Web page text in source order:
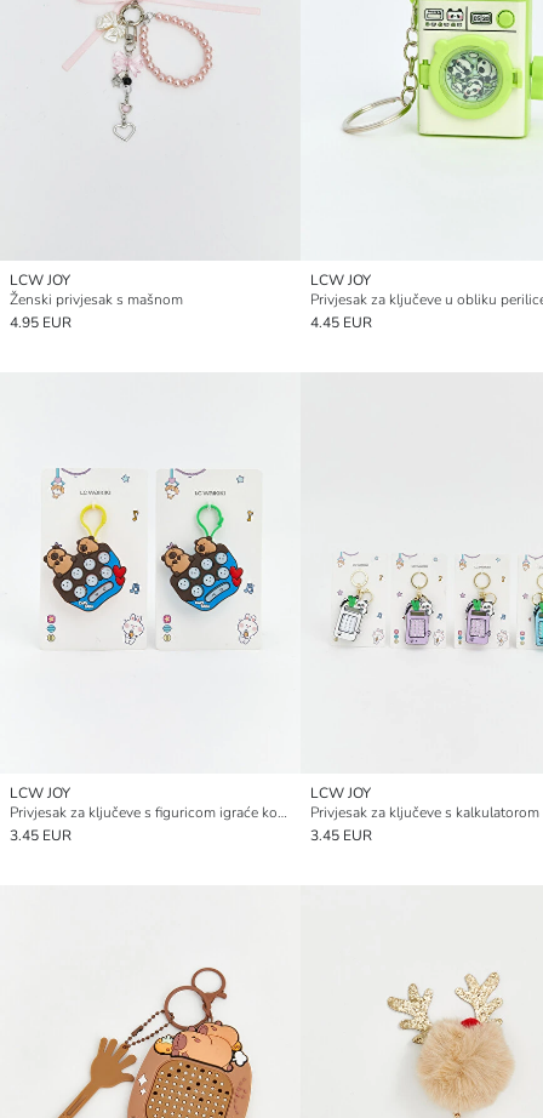
LCW JOY
Ženski privjesak s mašnom
4.95 EUR
LCW JOY
Privjesak za ključeve u obliku
4.45 EUR
LCW JOY
Privjesak za ključeve s figuricom igraće konzole
3.45 EUR
LCW JOY
Privjesak za ključeve s kalkulatorom
3.45 EUR